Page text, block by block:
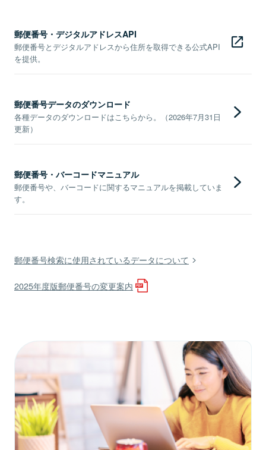
郵便番号・デジタルアドレスAPI
郵便番号とデジタルアドレスから住所を取得できる公式API
を提供。
郵便番号データのダウンロード
各種データのダウンロードはこちらから。（2026年7月31日
更新）
郵便番号・バーコードマニュアル
郵便番号や、バーコードに関するマニュアルを掲載していま
す。
郵便番号検索に使用されているデータについて
2025年度版郵便番号の変更案内